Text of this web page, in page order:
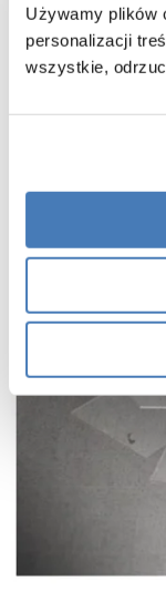
Używamy plików
personalizacji
wszystkie,
cienkie, niemal
wieszak na ręcznik
gwarancja 7 lat